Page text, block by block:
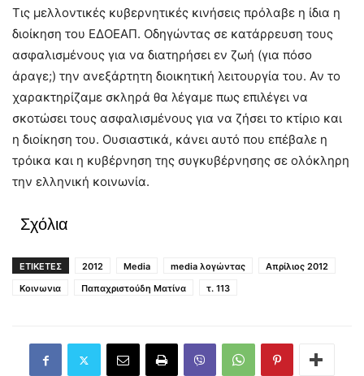
Τις μελλοντικές κυβερνητικές κινήσεις πρόλαβε η ίδια η
διοίκηση του ΕΔΟΕΑΠ. Οδηγώντας σε κατάρρευση τους
ασφαλισμένους για να διατηρήσει εν ζωή (για πόσο
άραγε;) την ανεξάρτητη διοικητική λειτουργία του. Αν το
χαρακτηρίζαμε σκληρά θα λέγαμε πως επιλέγει να
σκοτώσει τους ασφαλισμένους για να ζήσει το κτίριο και
η διοίκηση του. Ουσιαστικά, κάνει αυτό που επέβαλε η
τρόικα και η κυβέρνηση της συγκυβέρνησης σε ολόκληρη
την ελληνική κοινωνία.
Σχόλια
ΕΤΙΚΕΤΕΣ 2012 Media media λογώντας
Απρίλιος 2012
Κοινωνια
Παπαχριστούδη Ματίνα τ. 113